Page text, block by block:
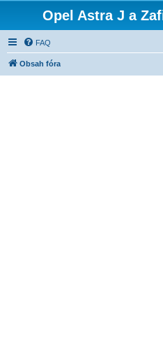
Opel Astra J a
FAQ
Obsah fóra